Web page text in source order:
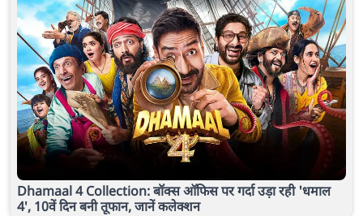
Dhamaal 4 Collection: बॉक्स ऑफिस पर गर्दा उड़ा रही 'धमाल
4', 10वें दिन बनी तूफान, जानें कलेक्शन